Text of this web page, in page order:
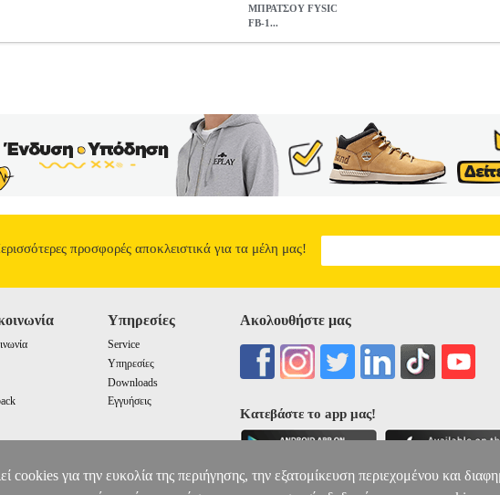
ΜΠΡΑΤΣΟΥ FYSIC
FB-1...
- Ένδειξη χαμηλής μπαταρίας.Χαρακτηριστικά • Διαστάσεις: 180 x 70 x 40 mm.•
Μπαταρίες: 4 x ΑΑΑ (δεν περιλαμβάνονται).• ’λλα χαρακτηριστικά: αυτόματη
χαμηλής μπαταρίας.• Εγγύηση: 1 χρόνος. DOA 7 ημερώνΠΙΕΣΟΜΕΤΡΟ
54.00
προσφορές αποκλειστικά για τα μέλη μας!
Υπηρεσίες
Service
Υπηρεσίες
Downloads
Εγγυήσεις
Ακολουθήστε μας
Κατεβάστε το app μας!
cookies για την ευκολία της περιήγησης, την εξατομίκευση περιεχομένου και